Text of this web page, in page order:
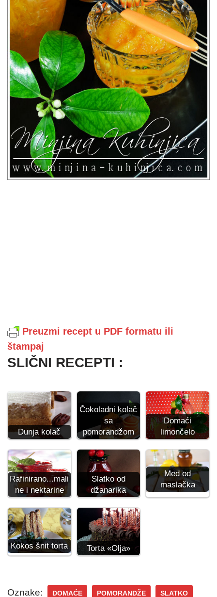
Preuzmi recept u PDF formatu ili
štampaj
SLIČNI RECEPTI :
Dunja kolač
Čokoladni kolač
sa
pomorandžom
Domaći
limončelo
Rafinirano...mali
ne i nektarine
Slatko od
džanarika
Med od
maslačka
Kokos šnit torta Torta «Olja»
Oznake: DOMAĆE POMORANDŽE SLATKO